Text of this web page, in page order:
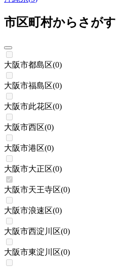
市区町村からさがす
大阪市都島区(0)
大阪市福島区(0)
大阪市此花区(0)
大阪市西区(0)
大阪市港区(0)
大阪市大正区(0)
大阪市天王寺区(0)
大阪市浪速区(0)
大阪市西淀川区(0)
大阪市東淀川区(0)